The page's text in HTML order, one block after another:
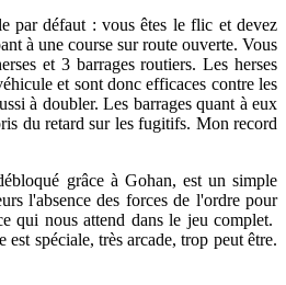
par défaut : vous êtes le flic et devez
à une course sur route ouverte. Vous
et 3 barrages routiers. Les herses
et sont donc efficaces contre les
à doubler. Les barrages quant à eux
du retard sur les fugitifs. Mon record
grâce à Gohan, est un simple
l'absence des forces de l'ordre pour
qui nous attend dans le jeu complet.
spéciale, très arcade, trop peut être.